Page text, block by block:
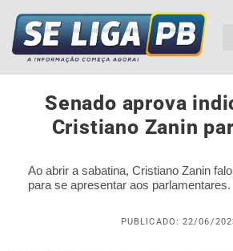
Senado aprova
Cristiano Zanin
Ao abrir a sabatina, Cristiano Zanin
para se apresentar aos parlamentares.
PUBLICADO: 22/06/